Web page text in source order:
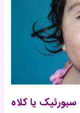
یا کلاه